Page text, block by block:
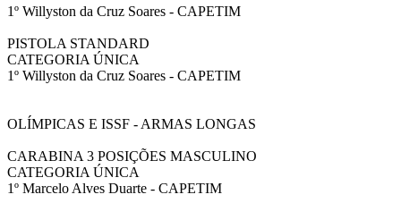
1º Willyston da Cruz Soares - CAPETIM
PISTOLA STANDARD
CATEGORIA ÚNICA
1º Willyston da Cruz Soares - CAPETIM
OLÍMPICAS E ISSF - ARMAS LONGAS
CARABINA 3 POSIÇÕES MASCULINO
CATEGORIA ÚNICA
1º Marcelo Alves Duarte - CAPETIM